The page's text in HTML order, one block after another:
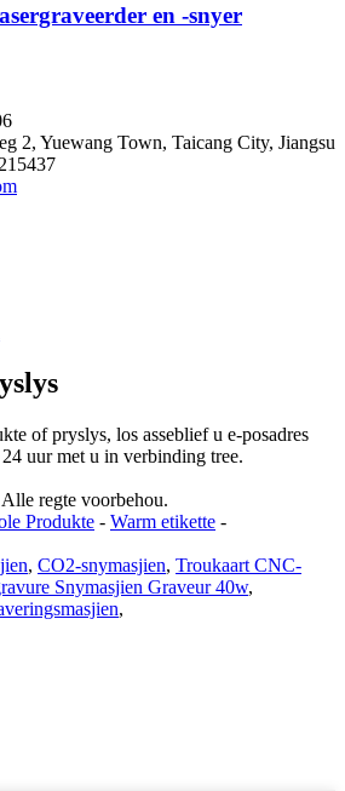
en -snyer
2, Yuewang Town, Taicang City, Jiangsu
of pryslys, los asseblief u e-posadres
uur met u in verbinding tree.
regte voorbehou.
Produkte - Warm etikette -
, CO2-snymasjien, Troukaart CNC-
Snymasjien Graveur 40w,
,